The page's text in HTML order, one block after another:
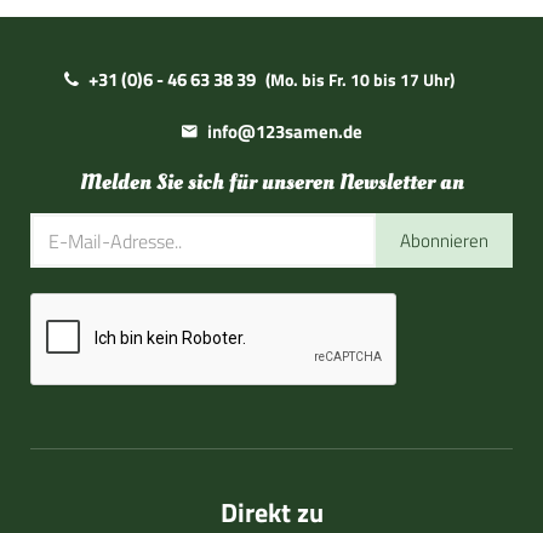
+31 (0)6 - 46 63 38 39 (Mo. bis Fr. 10 bis 17 Uhr)
info@123samen.de
Melden Sie sich für unseren Newsletter an
Abonnieren
Direkt zu